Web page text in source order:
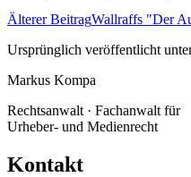
Älterer BeitragWallraffs "Der
Ursprünglich veröffentlicht
Markus Kompa
Rechtsanwalt · Fachanwalt für
Urheber- und Medienrecht
Kontakt